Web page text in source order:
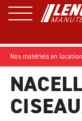
Nos matériels en location